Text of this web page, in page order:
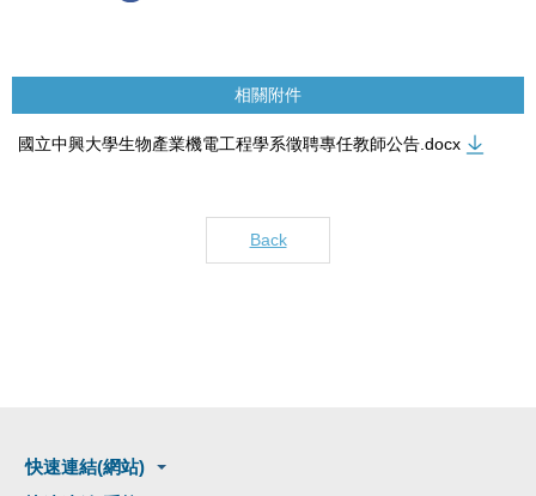
相關附件
國立中興大學生物產業機電工程學系徵聘專任教師公告.docx
Back
快速連結(網站)